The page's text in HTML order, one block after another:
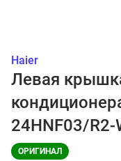
Haier
Левая
24HNF03/R2-
ОРИГИНАЛ